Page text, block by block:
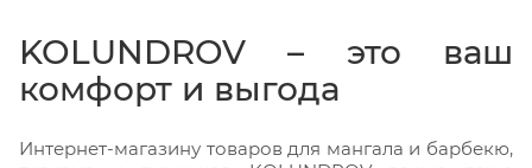
KOLUNDROV – это ваш
комфорт и выгода
Интернет-магазину товаров для мангала и барбекю,